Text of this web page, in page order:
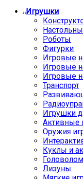
Игрушки
Роботы
Фигурки
Игровые
Игровые
Игровые
Транспорт
Игрушки
Активные
Оружия
Куклы и
Лизуны